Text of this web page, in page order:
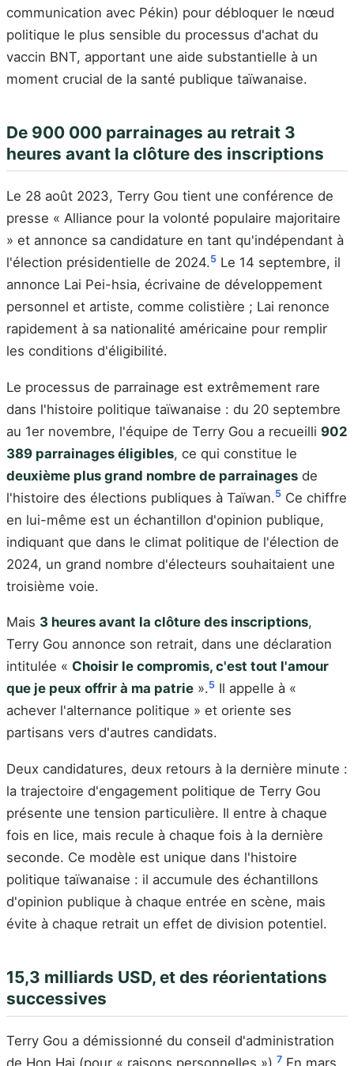
communication avec Pékin) pour débloquer le nœud
politique le plus sensible du processus d'achat du
vaccin BNT, apportant une aide substantielle à un
moment crucial de la santé publique taïwanaise.
De 900 000 parrainages au retrait 3
heures avant la clôture des inscriptions
Le 28 août 2023, Terry Gou tient une conférence de
presse « Alliance pour la volonté populaire majoritaire
» et annonce sa candidature en tant qu'indépendant à
l'élection présidentielle de 2024.5 Le 14 septembre, il
annonce Lai Pei-hsia, écrivaine de développement
personnel et artiste, comme colistière ; Lai renonce
rapidement à sa nationalité américaine pour remplir
les conditions d'éligibilité.
Le processus de parrainage est extrêmement rare
dans l'histoire politique taïwanaise : du 20 septembre
au 1er novembre, l'équipe de Terry Gou a recueilli 902
389 parrainages éligibles, ce qui constitue le
deuxième plus grand nombre de parrainages de
l'histoire des élections publiques à Taïwan.5 Ce chiffre
en lui-même est un échantillon d'opinion publique,
indiquant que dans le climat politique de l'élection de
2024, un grand nombre d'électeurs souhaitaient une
troisième voie.
Mais 3 heures avant la clôture des inscriptions,
Terry Gou annonce son retrait, dans une déclaration
intitulée « Choisir le compromis, c'est tout l'amour
que je peux offrir à ma patrie ».5 Il appelle à «
achever l'alternance politique » et oriente ses
partisans vers d'autres candidats.
Deux candidatures, deux retours à la dernière minute :
la trajectoire d'engagement politique de Terry Gou
présente une tension particulière. Il entre à chaque
fois en lice, mais recule à chaque fois à la dernière
seconde. Ce modèle est unique dans l'histoire
politique taïwanaise : il accumule des échantillons
d'opinion publique à chaque entrée en scène, mais
évite à chaque retrait un effet de division potentiel.
15,3 milliards USD, et des réorientations
successives
Terry Gou a démissionné du conseil d'administration
7